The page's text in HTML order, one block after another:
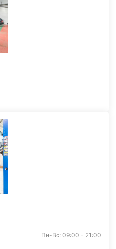
Пн-Вс: 09:00 - 21:00